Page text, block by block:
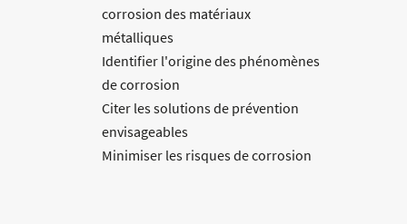
corrosion des matériaux
métalliques
Identifier l'origine des phénomènes
de corrosion
Citer les solutions de prévention
envisageables
Minimiser les risques de corrosion